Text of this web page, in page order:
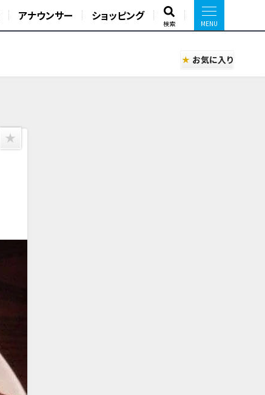
アナウンサー ショッピング
検索
お気に入り